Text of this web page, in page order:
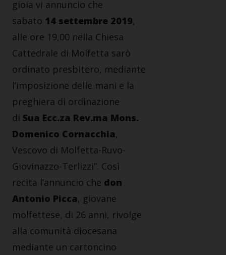
gioia vi annuncio che
sabato 14 settembre 2019,
alle ore 19,00 nella Chiesa
Cattedrale di Molfetta sarò
ordinato presbitero, mediante
l’imposizione delle mani e la
preghiera di ordinazione
di Sua Ecc.za Rev.ma Mons.
Domenico Cornacchia,
Vescovo di Molfetta-Ruvo-
Giovinazzo-Terlizzi”. Così
recita l’annuncio che don
Antonio Picca, giovane
molfettese, di 26 anni, rivolge
alla comunità diocesana
mediante un cartoncino